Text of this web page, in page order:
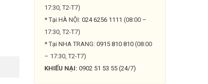
17:30, T2-T7)
* Tại HÀ NỘI: 024 6256 1111 (08:00 –
17:30, T2-T7)
* Tại NHA TRANG: 0915 810 810 (08:00
– 17:30, T2-T7)
KHIẾU NẠI: 0902 51 53 55 (24/7)